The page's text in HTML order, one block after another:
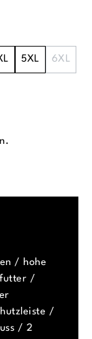
5XL 6XL
/ hohe
/
/
/ 2